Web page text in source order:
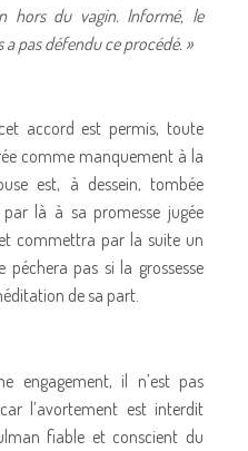
hors du vagin. Informé, le
a pas défendu ce procédé. »
accord est permis, toute
comme manquement à la
est, à dessein, tombée
là à sa promesse jugée
commettra par la suite un
péchera pas si la grossesse
de sa part.
engagement, il n’est pas
l’avortement est interdit
fiable et conscient du